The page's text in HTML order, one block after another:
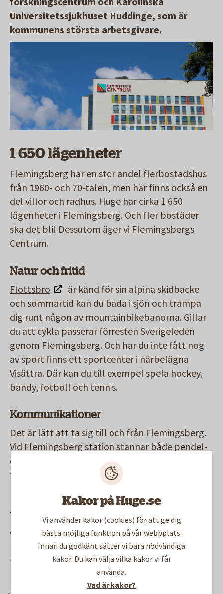
Kakor på Huge.se
Vi använder kakor (cookies) för att ge dig
bästa möjliga funktion på vår webbplats.
Innan du godkänt sätter vi bara nödvändiga
kakor. Du kan välja vilka kakor vi får
använda.
Vad är kakor?
Universitetssjukhuset Huddinge, som är
kommunens största arbetsgivare.
1 650 lägenheter
Flemingsberg har en stor andel flerbostadshus
från 1960- och 70-talen, men här finns också en
del villor och radhus. Huge har cirka 1 650
lägenheter i Flemingsberg. Och fler bostäder
ska det bli! Dessutom äger vi Flemingsbergs
Centrum.
Natur och fritid
Flottsbro
är känd för sin alpina skidbacke
och sommartid kan du bada i sjön och trampa
dig runt någon av mountainbikebanorna. Gillar
du att cykla passerar förresten Sverigeleden
genom Flemingsberg. Och har du inte fått nog
av sport finns ett sportcenter i närbelägna
Visättra. Där kan du till exempel spela hockey,
bandy, fotboll och tennis.
Kommunikationer
Det är lätt att ta sig till och från Flemingsberg.
Vid Flemingsberg station stannar både pendel-
och fjärrtåg och resan till centrala Stockholm
tar cirka 18 minuter. Det finns även många
Våra lägenheter
Vi har cirka 1 650 lägenheter i Flemingsberg. De
ligger bland annat på Diagnosvägen,
Terapivägen och Röntgenvägen. På Hälsovägen
har vi studentlägenheter.